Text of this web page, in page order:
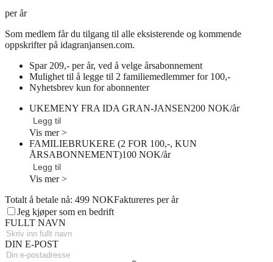
per år
Som medlem får du tilgang til alle eksisterende og kommende
oppskrifter på idagranjansen.com.
Spar 209,- per år, ved å velge årsabonnement
Mulighet til å legge til 2 familiemedlemmer for 100,-
Nyhetsbrev kun for abonnenter
UKEMENY FRA IDA GRAN-JANSEN200 NOK/år
Legg til
Vis mer >
FAMILIEBRUKERE (2 FOR 100,-, KUN
ÅRSABONNEMENT)100 NOK/år
Legg til
Vis mer >
Totalt å betale nå: 499 NOKFaktureres per år
Jeg kjøper som en bedrift
FULLT NAVN
DIN E-POST